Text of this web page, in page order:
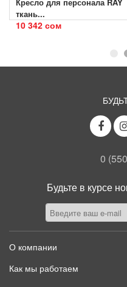
ткань...
10 342 сом
0
Будьте в курсе
О компании
Как мы работаем